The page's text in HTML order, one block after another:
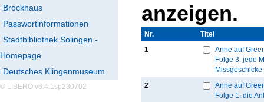
Brockhaus
Passwortinformationen
Stadtbibliothek Solingen -
Homepage
Deutsches Klingenmuseum
© LIBERO v6.4.1sp230702
anzeigen.
Nr.
Titel
1
Anne auf
Folge 3: jede
2
Anne auf
Folge 1: die